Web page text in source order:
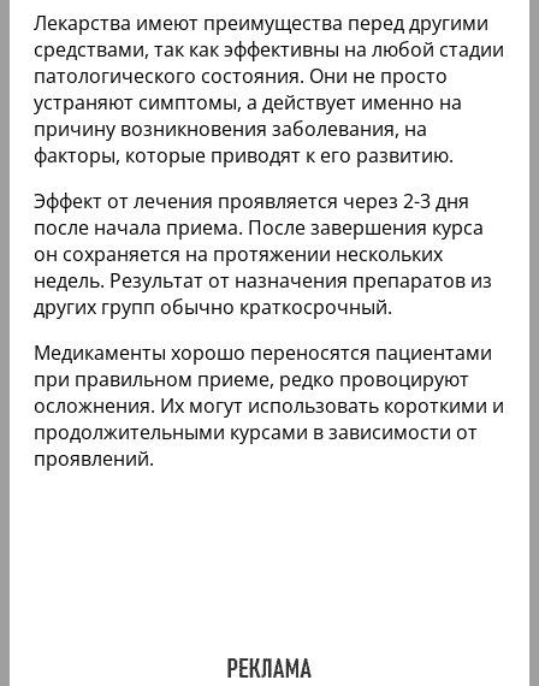
Лекарства имеют преимущества перед другими
средствами, так как эффективны на любой стадии
патологического состояния. Они не просто
устраняют симптомы, а действует именно на
причину возникновения заболевания, на
факторы, которые приводят к его развитию.
Эффект от лечения проявляется через 2-3 дня
после начала приема. После завершения курса
он сохраняется на протяжении нескольких
недель. Результат от назначения препаратов из
других групп обычно краткосрочный.
Медикаменты хорошо переносятся пациентами
при правильном приеме, редко провоцируют
осложнения. Их могут использовать короткими и
продолжительными курсами в зависимости от
проявлений.